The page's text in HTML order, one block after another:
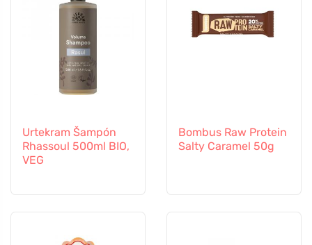
Urtekram Šampón
Rhassoul 500ml BIO,
VEG
Bombus Raw Protein
Salty Caramel 50g